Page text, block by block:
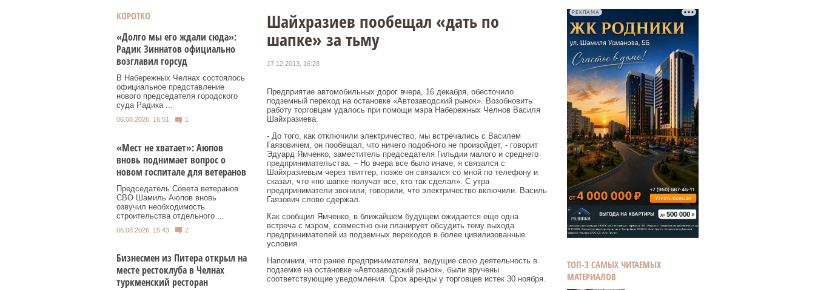
КОРОТКО
«Долго мы его ждали сюда»:
Радик Зиннатов официально
возглавил горсуд
В Набережных Челнах состоялось
официальное представление
нового председателя городского
суда Радика ...
06.08.2026, 16:51 1
«Мест не хватает»: Аюпов
вновь поднимает вопрос о
новом госпитале для ветеранов
Председатель Совета ветеранов
СВО Шамиль Аюпов вновь
озвучил необходимость
строительства отдельного ...
06.08.2026, 15:43 2
Бизнесмен из Питера открыл на
месте рестоклуба в Челнах
туркменский ресторан
Шайхразиев пообещал «дать по
шапке» за тьму
17.12.2013, 16:28
Предприятие автомобильных дорог вчера, 16 декабря, обесточило
подземный переход на остановке «Автозаводский рынок». Возобновить
работу торговцам удалось при помощи мэра Набережных Челнов Василя
Шайхразиева.
- До того, как отключили электричество, мы встречались с Василем
Гаязовичем, он пообещал, что ничего подобного не произойдет, - говорит
Эдуард Ямченко, заместитель председателя Гильдии малого и среднего
предпринимательства. – Но вчера все было иначе, я связался с
Шайхразиевым через твиттер, позже он связался со мной по телефону и
сказал, что «по шапке получат все, кто так сделал». С утра
предприниматели звонили, говорили, что электричество включили. Василь
Гаязович слово сдержал.
Как сообщил Ямченко, в ближайшем будущем ожидается еще одна
встреча с мэром, совместно они планирует обсудить тему выхода
предпринимателей из подземных переходов в более цивилизованные
условия.
Напомним, что ранее предпринимателям, ведущие свою деятельность в
подземке на остановке «Автозаводский рынок», были вручены
соответствующие уведомления. Срок аренды у торговцев истек 30 ноября.
РЕКЛАМА
ТОП-3 САМЫХ ЧИТАЕМЫХ
МАТЕРИАЛОВ